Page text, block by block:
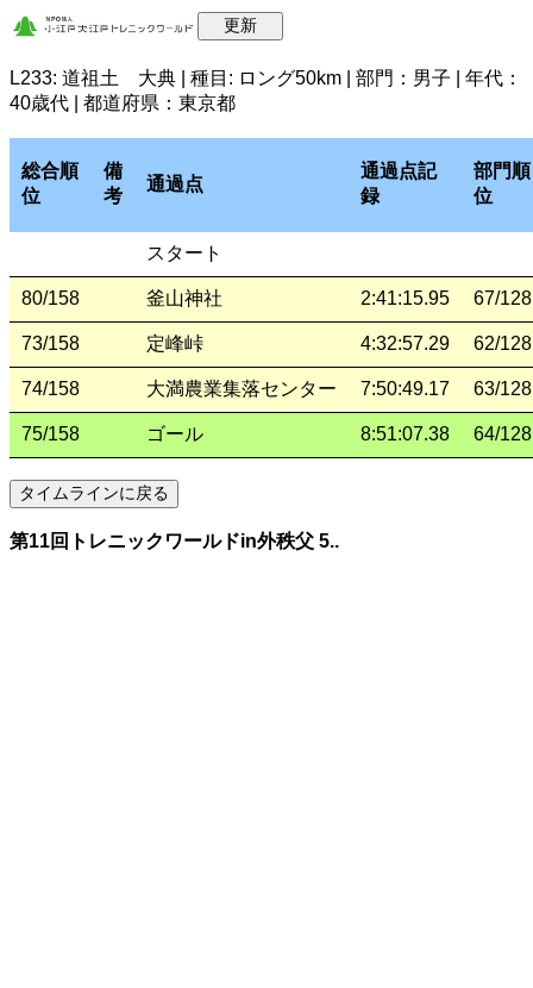
L233: 道祖土 大典 | 種目: ロング50km | 部門：男子 | 年代：
40歳代 | 都道府県：東京都
総合順
位
備
考
通過点
通過点記
録
部門順
位
スタート
80/158 釜山神社 2:41:15.95 67/128
73/158 定峰峠 4:32:57.29 62/128
74/158 大満農業集落センター 7:50:49.17 63/128
75/158 ゴール 8:51:07.38 64/128
第11回トレニックワールドin外秩父 5..